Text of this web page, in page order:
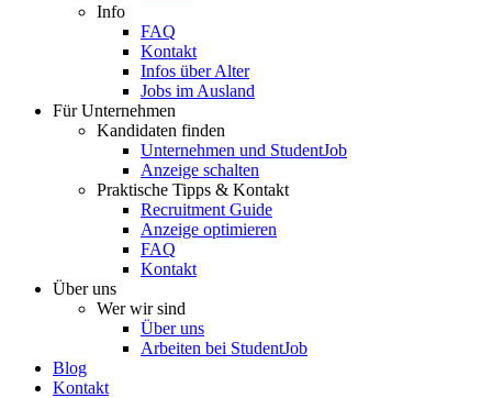
Info
FAQ
Kontakt
Infos über Alter
Jobs im Ausland
Für Unternehmen
Kandidaten finden
Unternehmen und StudentJob
Anzeige schalten
Praktische Tipps & Kontakt
Recruitment Guide
Anzeige optimieren
FAQ
Kontakt
Über uns
Wer wir sind
Über uns
Arbeiten bei StudentJob
Blog
Kontakt